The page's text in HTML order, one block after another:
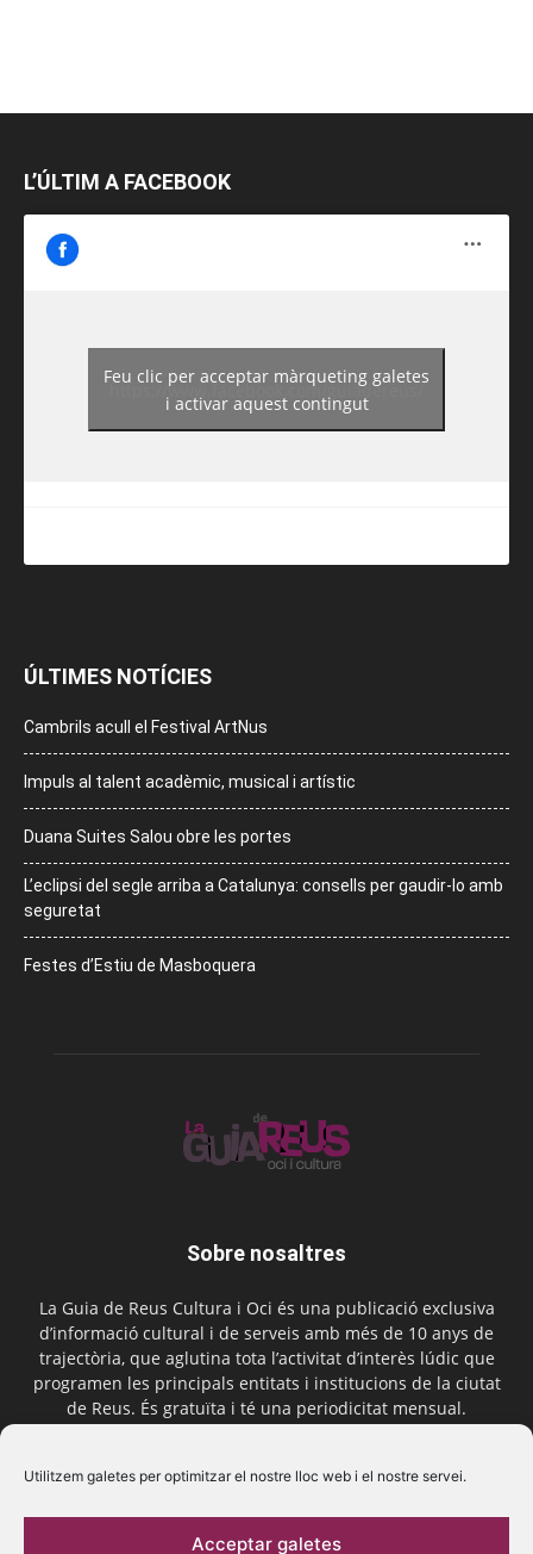
Utilitzem galetes per optimitzar el nostre lloc web i el nostre servei.
Acceptar galetes
L’ÚLTIM A FACEBOOK
https://www.facebook.com/guiadereus/
Feu clic per acceptar màrqueting galetes
i activar aquest contingut
ÚLTIMES NOTÍCIES
Cambrils acull el Festival ArtNus
Impuls al talent acadèmic, musical i artístic
Duana Suites Salou obre les portes
L’eclipsi del segle arriba a Catalunya: consells per gaudir-lo amb
seguretat
Festes d’Estiu de Masboquera
Sobre nosaltres
La Guia de Reus Cultura i Oci és una publicació exclusiva
d’informació cultural i de serveis amb més de 10 anys de
trajectòria, que aglutina tota l’activitat d’interès lúdic que
programen les principals entitats i institucions de la ciutat
de Reus. És gratuïta i té una periodicitat mensual.
Segueix-nos